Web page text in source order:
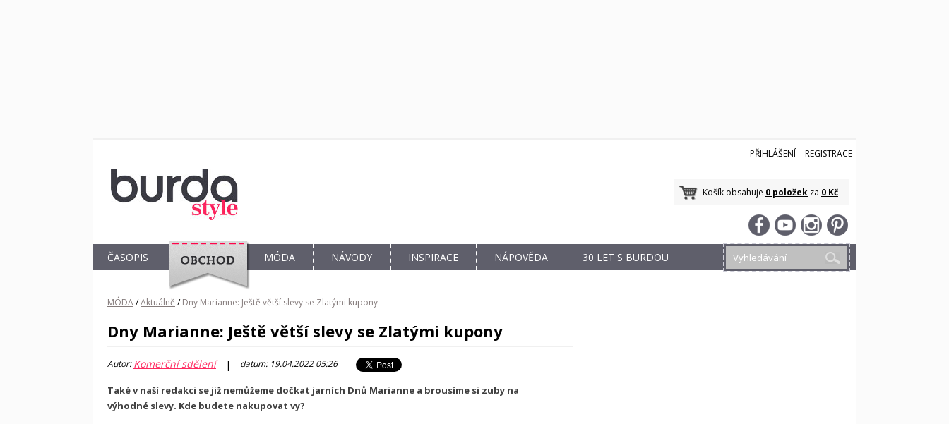
PŘIHLÁŠENÍ REGISTRACE
Košík obsahuje 0 položek za 0 Kč
ČASOPIS
OBCHOD
MÓDA NÁVODY INSPIRACE NÁPOVĚDA 30 LET S BURDOU
MÓDA/Aktuálně / Dny Marianne: Ještě větší slevy se Zlatými kupony
Dny Marianne: Ještě větší slevy se Zlatými kupony
Autor:Komerční sdělení | datum: 19.04.2022 05:26
Také v naší redakci se již nemůžeme dočkat jarních Dnů Marianne a brousíme si zuby na
výhodné slevy. Kde budete nakupovat vy?